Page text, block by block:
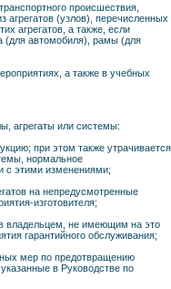
происшествия,
агрегатов (узлов), перечисленных
агрегатов, а также, если
(для автомобиля), рамы (для
а также в учебных
агрегаты или системы:
при этом также утрачивается
нормальное
с этими изменениями;
на непредусмотренные
изготовителя;
владельцем, не имеющим на это
гарантийного обслуживания;
мер по предотвращению
в Руководстве по